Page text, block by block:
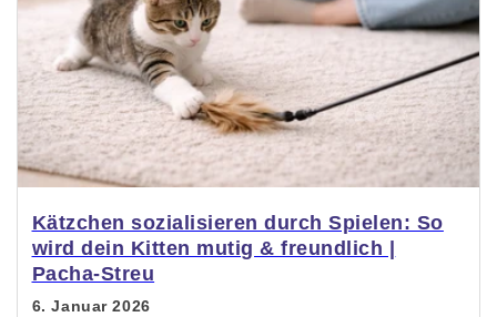
Kätzchen sozialisieren durch Spielen: So
wird dein Kitten mutig & freundlich |
Pacha-Streu
6. Januar 2026